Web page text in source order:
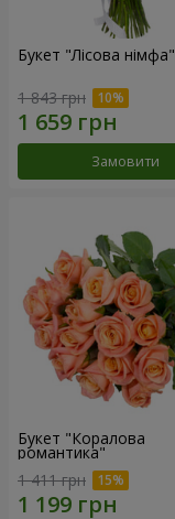
Букет "Лісова німфа"
1 843 грн
Замовити
Букет "Коралова
романтика"
1 411 грн